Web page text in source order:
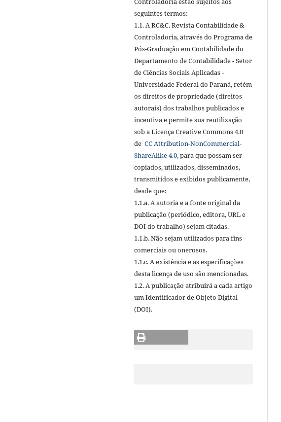
seguintes termos:
1.1. A RC&C. Revista Contabilidade &
Controladoria, através do Programa de
Pós-Graduação em Contabilidade do
Departamento de Contabilidade - Setor
de Ciências Sociais Aplicadas -
Universidade Federal do Paraná, retém
os direitos de propriedade (direitos
autorais) dos trabalhos publicados e
incentiva e permite sua reutilização
sob a Licença Creative Commons 4.0
de CC Attribution-NonCommercial-
ShareAlike 4.0,para que possam ser
copiados, utilizados, disseminados,
transmitidos e exibidos publicamente,
desde que:
1.1.a. A autoria e a fonte original da
publicação (periódico, editora, URL e
DOI do trabalho) sejam citadas.
1.1.b. Não sejam utilizados para fins
comerciais ou onerosos.
1.1.c. A existência e as especificações
desta licença de uso são mencionadas.
1.2. A publicação atribuirá a cada artigo
um Identificador de Objeto Digital
(DOI).